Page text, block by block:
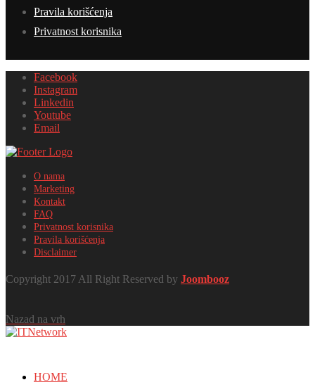
Pravila korišćenja
Privatnost korisnika
Facebook
Instagram
Linkedin
Youtube
Email
O nama
Marketing
Kontakt
FAQ
Privatnost korisnika
Pravila korišćenja
Disclaimer
Copyright 2017 All Right Reserved by Joombooz
Nazad na vrh
HOME